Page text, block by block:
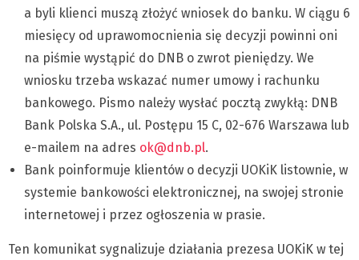
a byli klienci muszą złożyć wniosek do banku. W ciągu 6
miesięcy od uprawomocnienia się decyzji powinni oni
na piśmie wystąpić do DNB o zwrot pieniędzy. We
wniosku trzeba wskazać numer umowy i rachunku
bankowego. Pismo należy wysłać pocztą zwykłą: DNB
Bank Polska S.A., ul. Postępu 15 C, 02-676 Warszawa lub
e-mailem na adres ok@dnb.pl.
Bank poinformuje klientów o decyzji UOKiK listownie, w
systemie bankowości elektronicznej, na swojej stronie
internetowej i przez ogłoszenia w prasie.
Ten komunikat sygnalizuje działania prezesa UOKiK w tej